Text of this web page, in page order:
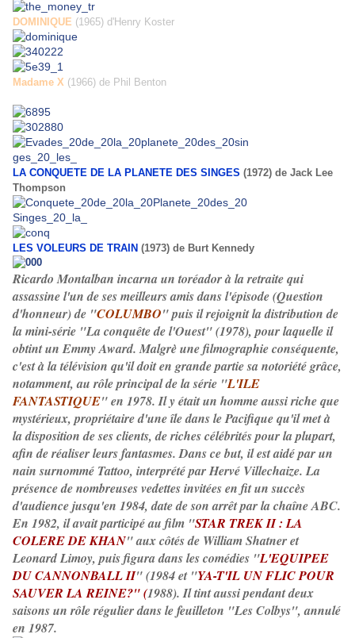
DOMINIQUE (1965) d'Henry Koster
Madame X (1966) de Phil Benton
LA CONQUETE DE LA PLANETE DES SINGES (1972) de Jack Lee
Thompson
LES VOLEURS DE TRAIN (1973) de Burt Kennedy
Ricardo Montalban incarna un toréador à la retraite qui
assassine l'un de ses meilleurs amis dans l'épisode (Question
d'honneur) de "COLUMBO" puis il rejoignit la distribution de
la mini-série "La conquête de l'Ouest" (1978), pour laquelle il
obtint un Emmy Award. Malgrè une filmographie conséquente,
c'est à la télévision qu'il doit en grande partie sa notoriété grâce,
notamment, au rôle principal de la série "L'ILE
FANTASTIQUE" en 1978. Il y était un homme aussi riche que
mystérieux, propriétaire d'une île dans le Pacifique qu'il met à
la disposition de ses clients, de riches célébrités pour la plupart,
afin de réaliser leurs fantasmes. Dans ce but, il est aidé par un
nain surnommé Tattoo, interprété par Hervé Villechaize. La
présence de nombreuses vedettes invitées en fit un succès
d'audience jusqu'en 1984, date de son arrêt par la chaîne ABC.
En 1982, il avait participé au film "STAR TREK II : LA
COLERE DE KHAN" aux côtés de William Shatner et
Leonard Limoy, puis figura dans les comédies "L'EQUIPEE
DU CANNONBALL II" (1984 et "YA-T'IL UN FLIC POUR
SAUVER LA REINE?" (1988). Il tint aussi pendant deux
saisons un rôle régulier dans le feuilleton "Les Colbys", annulé
en 1987.